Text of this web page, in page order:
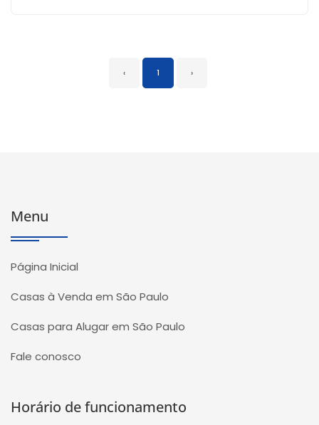
‹ 1 ›
Menu
Página Inicial
Casas à Venda em São Paulo
Casas para Alugar em São Paulo
Fale conosco
Horário de funcionamento